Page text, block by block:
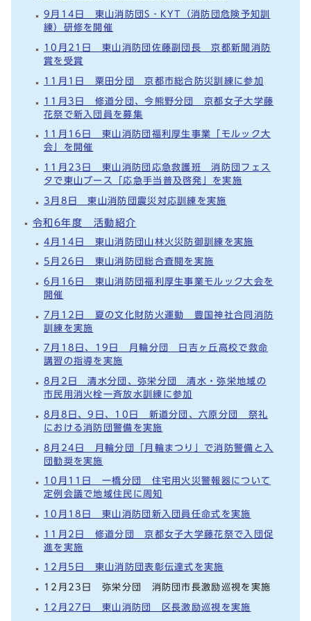
9月14日 東山消防団S‐KYT（消防団危険予知訓
練）研修を開催
10月21日 東山消防団佐藤副団長 京都新聞消防
賞を受賞
11月1日 粟田分団 京都市総合防災訓練に参加
11月3日 修道分団、今熊野分団 京都女子大学藤
花祭で新入団員を募集
11月16日 東山消防団福利厚生事業「モルック大
会」を開催
11月23日 東山消防団応急救護班 消防団フェス
タで東山ブース「応急手当普及啓発」を実施
3月8日 東山消防団震災対応訓練を実施
令和6年度 活動紹介
4月14日 東山消防団山林火災防御訓練を実施
5月26日 東山消防団総合査閲を実施
6月16日 東山消防団福利厚生事業モルック大会を
開催
7月12日 夏の文化財防火運動 豊国神社合同消防
訓練を実施
7月18日、19日 月輪分団 日吉ヶ丘高校で救命
講習の指導を実施
8月2日 清水分団、弥栄分団 清水・弥栄地域の
市民用消火栓一斉放水訓練に参加
8月8日、9日、10日 新道分団、六原分団 祭礼
における消防団警備を実施
8月24日 月輪分団「月輪まつり」で消防警備と入
団勧奨を実施
10月11日 一橋分団 住宅用火災警報器について
定例会議で地域住民に周知
10月18日 東山消防団新入団員任命式を実施
11月2日 修道分団 京都女子大学藤花祭で入団促
進を実施
12月5日 東山消防団表彰伝達式を実施
12月23日 弥栄分団 消防団市長激励巡視を実施
12月27日 東山消防団 区長激励巡視を実施